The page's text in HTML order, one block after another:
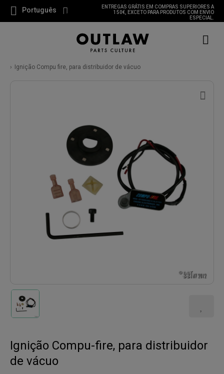
Português
ENTREGAS GRÁTIS EM COMPRAS SUPERIORES A
150€, EXCETO PARA PRODUTOS COM ENVIO
ESPECIAL.
Ignição Compu fire, para distribuidor de vácuo
Ignição Compu-fire, para distribuidor
de vácuo